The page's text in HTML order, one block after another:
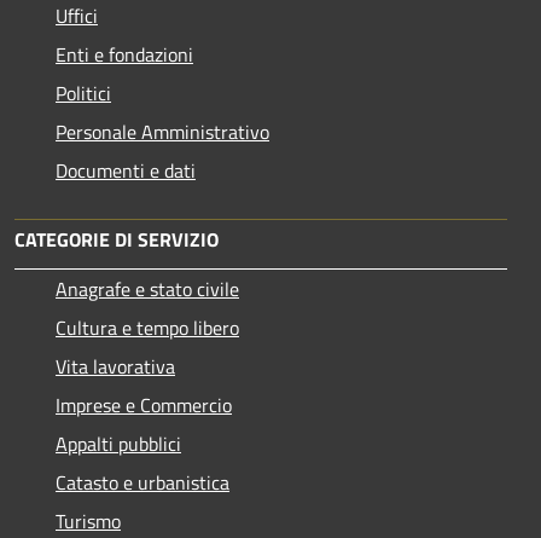
Uffici
Enti e fondazioni
Politici
Personale Amministrativo
Documenti e dati
CATEGORIE DI SERVIZIO
Anagrafe e stato civile
Cultura e tempo libero
Vita lavorativa
Imprese e Commercio
Appalti pubblici
Catasto e urbanistica
Turismo